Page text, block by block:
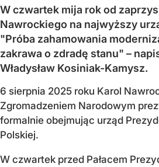
W czwartek mija rok od
Nawrockiego na najwyższy
"Próba zahamowania
zakrawa o zdradę stanu" –
Władysław Kosiniak-Kamysz.
6 sierpnia 2025 roku Karol
Zgromadzeniem Narodowym
formalnie obejmując urząd
Polskiej.
W czwartek przed Pałacem